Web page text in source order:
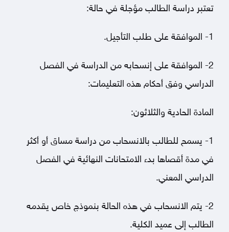
تعتبر دراسة الطالب مؤجلة في حالة:
1- الموافقة على طلب التأجيل.
2- الموافقة على إنسحابه من الدراسة في الفصل
الدراسي وفق أحكام هذه التعليمات:
المادة الحادية والثلاثون:
1- يسمح للطالب بالانسحاب من دراسة مساق أو أكثر
في مدة أقصاها بدء الامتحانات النهائية في الفصل
الدراسي المعني.
2- يتم الانسحاب في هذه الحالة بنموذج خاص يقدمه
الطالب إلى عميد الكلية.